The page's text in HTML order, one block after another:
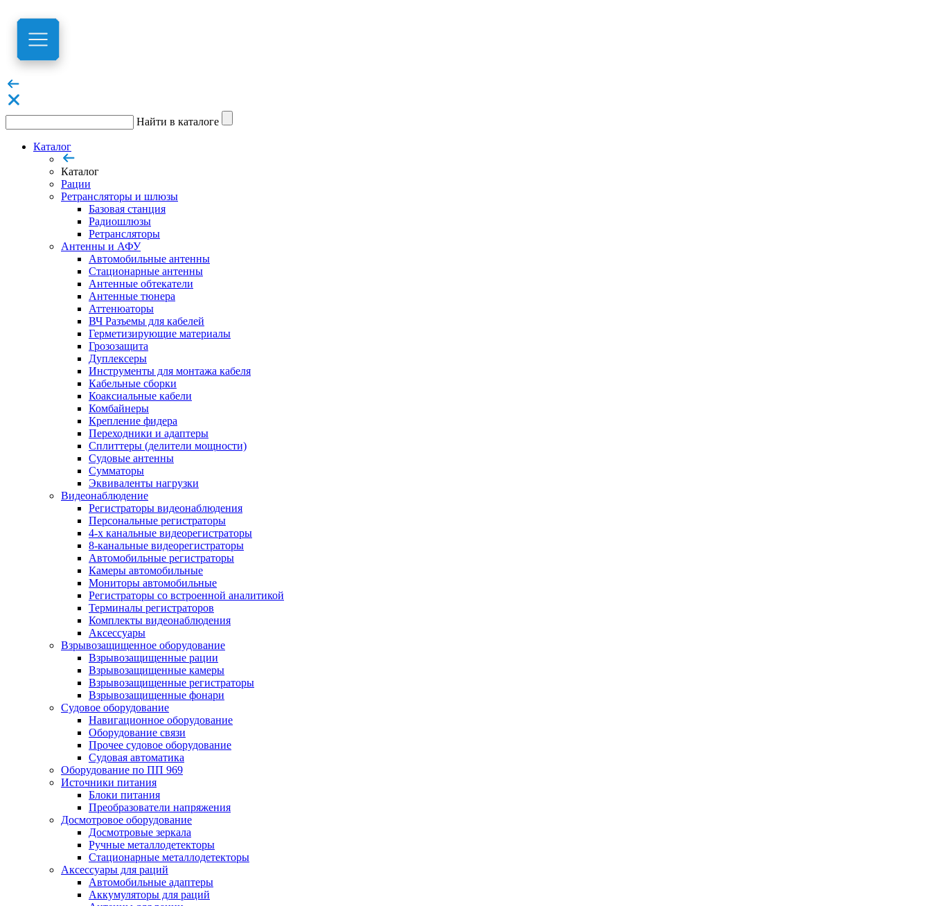
Найти в каталоге
Каталог
Каталог
Рации
Ретрансляторы и шлюзы
Базовая станция
Радиошлюзы
Ретрансляторы
Антенны и АФУ
Автомобильные антенны
Стационарные антенны
Антенные обтекатели
Антенные тюнера
Аттенюаторы
ВЧ Разъемы для кабелей
Герметизирующие материалы
Грозозащита
Дуплексеры
Инструменты для монтажа кабеля
Кабельные сборки
Коаксиальные кабели
Комбайнеры
Крепление фидера
Переходники и адаптеры
Сплиттеры (делители мощности)
Судовые антенны
Сумматоры
Эквиваленты нагрузки
Видеонаблюдение
Регистраторы видеонаблюдения
Персональные регистраторы
4-х канальные видеорегистраторы
8-канальные видеорегистраторы
Автомобильные регистраторы
Камеры автомобильные
Мониторы автомобильные
Регистраторы со встроенной аналитикой
Терминалы регистраторов
Комплекты видеонаблюдения
Аксессуары
Взрывозащищенное оборудование
Взрывозащищенные рации
Взрывозащищенные камеры
Взрывозащищенные регистраторы
Взрывозащищенные фонари
Судовое оборудование
Навигационное оборудование
Оборудование связи
Прочее судовое оборудование
Судовая автоматика
Оборудование по ПП 969
Источники питания
Блоки питания
Преобразователи напряжения
Досмотровое оборудование
Досмотровые зеркала
Ручные металлодетекторы
Стационарные металлодетекторы
Аксессуары для раций
Автомобильные адаптеры
Аккумуляторы для раций